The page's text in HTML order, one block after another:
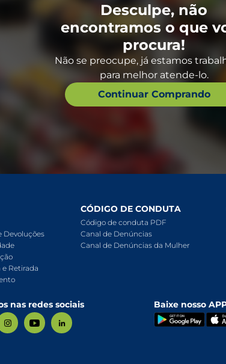
Desculpe, não
encontramos o que
procura!
Não se preocupe, já estamos
para melhor atende-lo.
Continuar Comprando
Devoluções
Retirada
CÓDIGO DE CONDUTA
Código de conduta PDF
Canal de Denúncias
Canal de Denúncias da Mulher
nas redes sociais Baixe nosso